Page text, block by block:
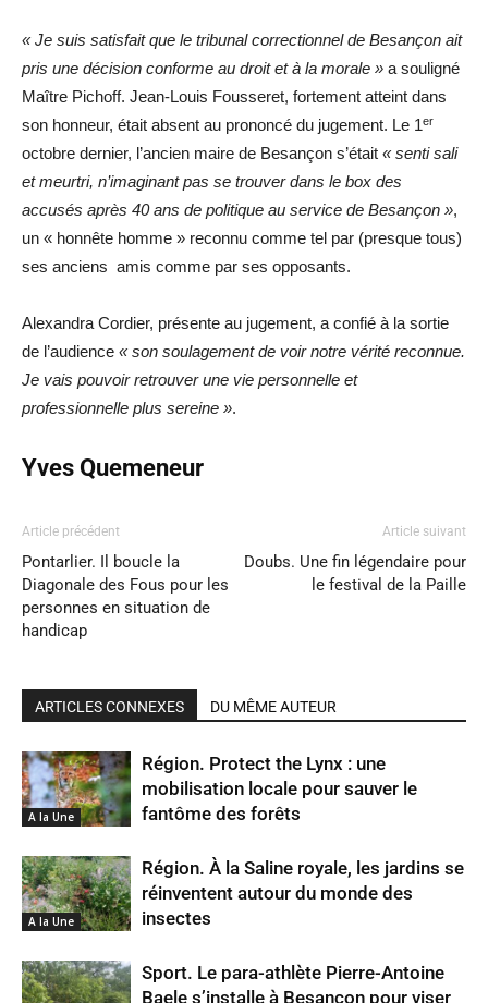
« Je suis satisfait que le tribunal correctionnel de Besançon ait
pris une décision conforme au droit et à la morale » a souligné
Maître Pichoff. Jean-Louis Fousseret, fortement atteint dans
son honneur, était absent au prononcé du jugement. Le 1er
octobre dernier, l’ancien maire de Besançon s’était « senti sali
et meurtri, n’imaginant pas se trouver dans le box des
accusés après 40 ans de politique au service de Besançon »,
un « honnête homme » reconnu comme tel par (presque tous)
ses anciens amis comme par ses opposants.
Alexandra Cordier, présente au jugement, a confié à la sortie
de l’audience « son soulagement de voir notre vérité reconnue.
Je vais pouvoir retrouver une vie personnelle et
professionnelle plus sereine ».
Yves Quemeneur
Article précédent
Pontarlier. Il boucle la
Diagonale des Fous pour les
personnes en situation de
handicap
Article suivant
Doubs. Une fin légendaire pour
le festival de la Paille
ARTICLES CONNEXES DU MÊME AUTEUR
A la Une
Région. Protect the Lynx : une
mobilisation locale pour sauver le
fantôme des forêts
A la Une
Région. À la Saline royale, les jardins se
réinventent autour du monde des
insectes
Sport. Le para-athlète Pierre-Antoine
Baele s’installe à Besançon pour viser